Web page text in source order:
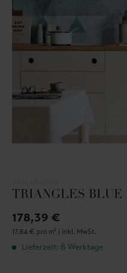
TRIANGLES BLUE
178,39 €
17,84 € pro m² | inkl. MwSt.
Lieferzeit: 8 Werktage